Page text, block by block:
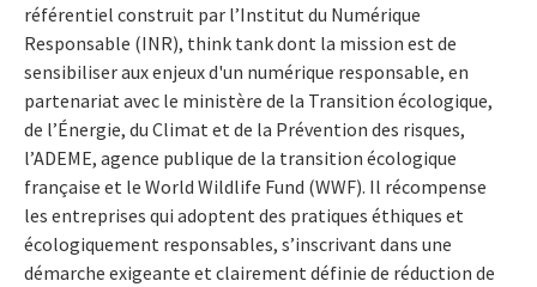
référentiel construit par l’Institut du Numérique
Responsable (INR), think tank dont la mission est de
sensibiliser aux enjeux d'un numérique responsable, en
partenariat avec le ministère de la Transition écologique,
de l’Énergie, du Climat et de la Prévention des risques,
l’ADEME, agence publique de la transition écologique
française et le World Wildlife Fund (WWF). Il récompense
les entreprises qui adoptent des pratiques éthiques et
écologiquement responsables, s’inscrivant dans une
démarche exigeante et clairement définie de réduction de